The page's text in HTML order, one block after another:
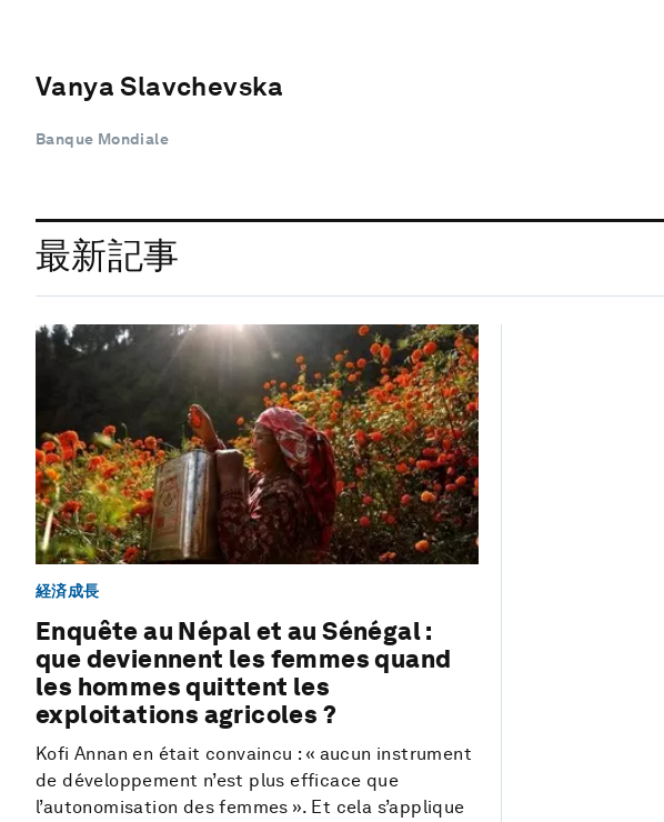
Vanya Slavchevska
Banque Mondiale
最新記事
経済成長
Enquête au Népal et au Sénégal :
que deviennent les femmes quand
les hommes quittent les
exploitations agricoles ?
Kofi Annan en était convaincu : « aucun instrument
de développement n’est plus efficace que
l’autonomisation des femmes ». Et cela s’applique